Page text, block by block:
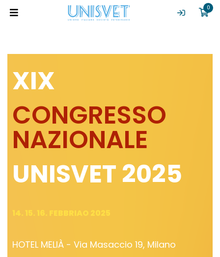
XIX
CONGRESSO
NAZIONALE
UNISVET 2025
14. 15. 16. FEBBRIAO 2025
HOTEL MELIÀ - Via Masaccio 19, Milano
0